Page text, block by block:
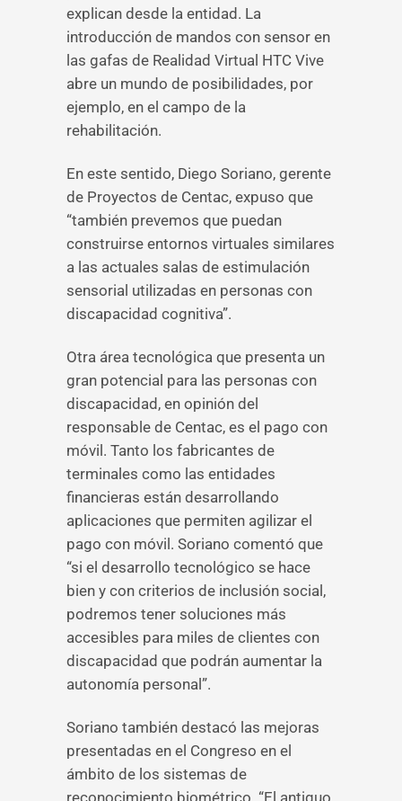
explican desde la entidad. La
introducción de mandos con sensor en
las gafas de Realidad Virtual HTC Vive
abre un mundo de posibilidades, por
ejemplo, en el campo de la
rehabilitación.
En este sentido, Diego Soriano, gerente
de Proyectos de Centac, expuso que
“también prevemos que puedan
construirse entornos virtuales similares
a las actuales salas de estimulación
sensorial utilizadas en personas con
discapacidad cognitiva”.
Otra área tecnológica que presenta un
gran potencial para las personas con
discapacidad, en opinión del
responsable de Centac, es el pago con
móvil. Tanto los fabricantes de
terminales como las entidades
financieras están desarrollando
aplicaciones que permiten agilizar el
pago con móvil. Soriano comentó que
“si el desarrollo tecnológico se hace
bien y con criterios de inclusión social,
podremos tener soluciones más
accesibles para miles de clientes con
discapacidad que podrán aumentar la
autonomía personal”.
Soriano también destacó las mejoras
presentadas en el Congreso en el
ámbito de los sistemas de
reconocimiento biométrico. “El antiguo